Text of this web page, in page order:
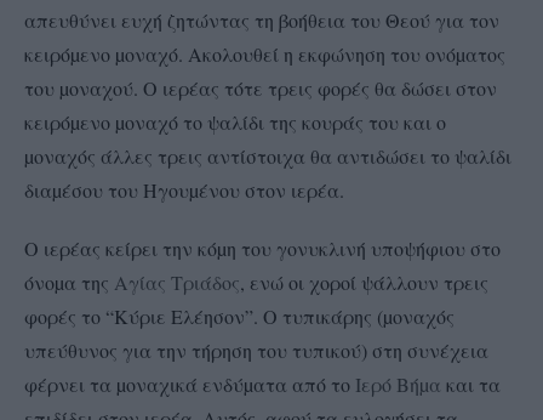
απευθύνει ευχή ζητώντας τη βοήθεια του Θεού για τον
κειρόµενο µοναχό. Ακολουθεί η εκφώνηση του ονόµατος
του µοναχού. Ο ιερέας τότε τρεις φορές θα δώσει στον
κειρόµενο µοναχό το ψαλίδι της κουράς του και ο
µοναχός άλλες τρεις αντίστοιχα θα αντιδώσει το ψαλίδι
διαµέσου του Ηγουµένου στον ιερέα.
Ο ιερέας κείρει την κόµη του γονυκλινή υποψήφιου στο
όνοµα της Αγίας Τριάδος, ενώ οι χοροί ψάλλουν τρεις
φορές το “Κύριε Ελέησον”. Ο τυπικάρης (µοναχός
υπεύθυνος για την τήρηση του τυπικού) στη συνέχεια
φέρνει τα µοναχικά ενδύµατα από το Ιερό Βήµα και τα